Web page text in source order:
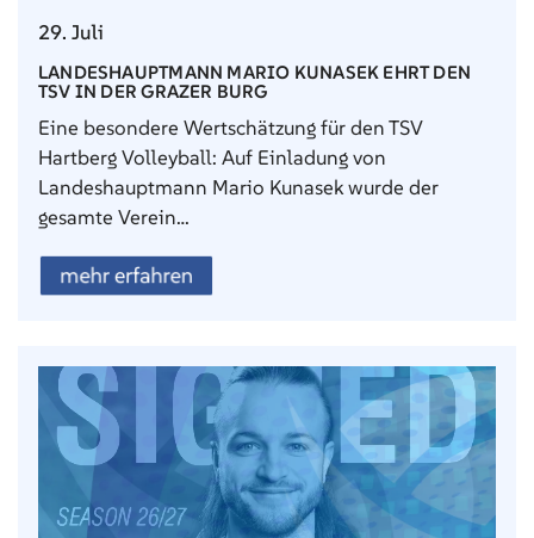
29. Juli
LANDESHAUPTMANN MARIO KUNASEK EHRT DEN
TSV IN DER GRAZER BURG
Eine besondere Wertschätzung für den TSV
Hartberg Volleyball: Auf Einladung von
Landeshauptmann Mario Kunasek wurde der
gesamte Verein…
mehr erfahren